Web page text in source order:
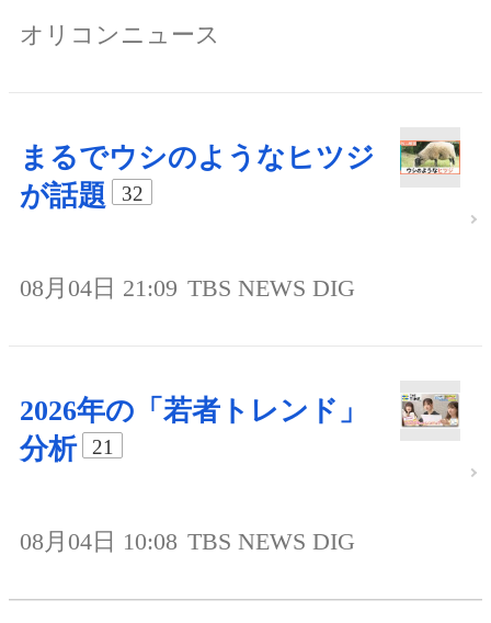
オリコンニュース
まるでウシのようなヒツジ
が話題
32
08月04日 21:09 TBS NEWS DIG
2026年の「若者トレンド」
分析
21
08月04日 10:08 TBS NEWS DIG